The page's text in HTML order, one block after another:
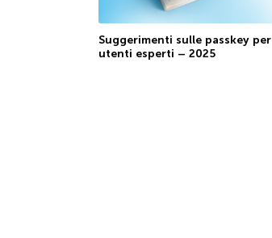
Suggerimenti sulle passkey per
utenti esperti – 2025